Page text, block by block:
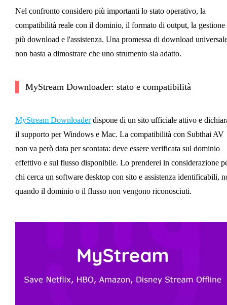
Nel confronto considero più importanti lo stato operativo, la
compatibilità reale con il dominio, il formato di output, la gestione
più download e l'assistenza. Una promessa di download
non basta a dimostrare che uno strumento sia adatto.
MyStream Downloader: stato e compatibilità
MyStream Downloaderdispone di un sito ufficiale attivo e
il supporto per Windows e Mac. La compatibilità con Subthai AV
non va però data per scontata: deve essere verificata sul dominio
effettivo e sul flusso disponibile. Lo prenderei in considerazione
chi cerca un software desktop con sito e assistenza identificabili,
quando il dominio o il flusso non vengono riconosciuti.